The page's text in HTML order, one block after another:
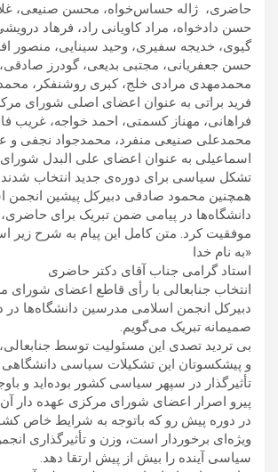
حاضری، ژاله حساس‌خواه، محسن صنیعی،
حسن دادخواه، مراد کاویانی راد، فرهاد
گیوی، خدیجه سفیری، وحید سینایی، منصور
حسن جعفریانی، مجتبی بدیعی، گودرز صادقی،
محمدمهدی مرادی خلج، کبری روشنفکر،
فرید براتی به عنوان اعضای اصلی شورای
فراهانی، مهناز کسمتی، احمد خواجه، غریب
محمدعلی صنیعی منفرد، محمدجواد نجفی و
اسماعیلی به عنوان اعضای علی البدل
تشکل سیاسی برای دوره‌ی جدید انتخاب
همچنین محمود صادقی دبیرکل پیشین انجمن
دانشگاه‌ها در پیامی ضمن تبریک برای حاضری،
موفقیت کرد. متن کامل این پیام به شرح زیر
«به نام خدا
استاد گرامی جناب آقای دکتر حاضری
انتخاب جنابعالی با رأی قاطع اعضای شورای
دبیرکل انجمن اسلامی مدرسین دانشگاه‌ها در
صمیمانه تبریک می‌گویم.
بی تردید تصدی این مسئولیت توسط
و پیشکسوتان این تشکیلات سیاسی
تأثیرگذار در سپهر سیاسی کشور بوده‌اید و
پیرو اصرار اعضای شورای مرکزی عهده دار
در دوره پیش رو که باتوجه به شرایط خاص
ویژه‌ای برخوردار است، وزن و تأثیرگذاری
سیاسی آینده را بیش از پیش ارتقا دهد.